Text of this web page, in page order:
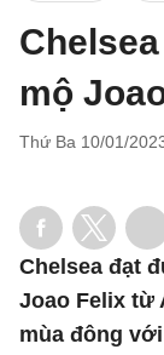
mộ
Thứ Ba 10/01/
Chelsea đạt
Joao Felix từ
mùa đông